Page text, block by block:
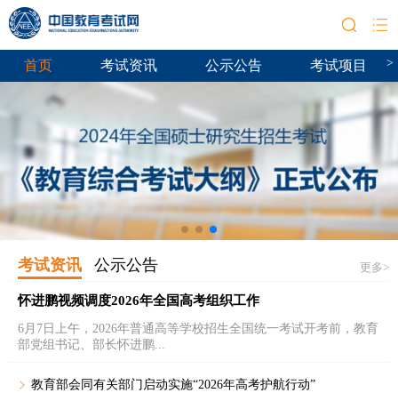
首页 考试资讯 公示公告 考试项目 >
考试资讯 公示公告 更多>
怀进鹏视频调度2026年全国高考组织工作
6月7日上午，2026年普通高等学校招生全国统一考试开考前，教育
部党组书记、部长怀进鹏...
教育部会同有关部门启动实施“2026年高考护航行动”